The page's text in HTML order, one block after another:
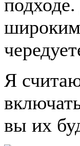
широким
Я
вы их